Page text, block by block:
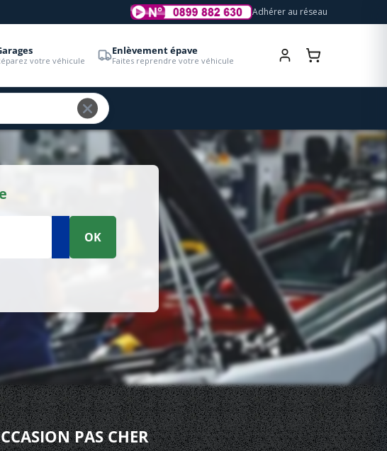
Adhérer au réseau
votre véhicule
Enlèvement épave
Faites reprendre votre véhicule
OK
PAS CHER